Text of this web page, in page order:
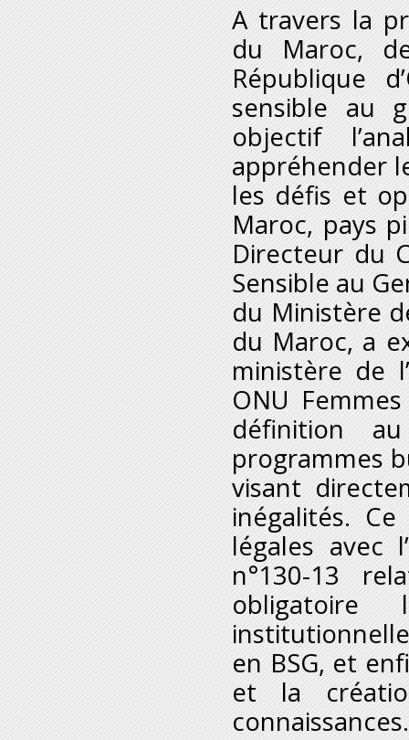
A travers la
du Maroc,
République
sensible au
objectif
appréhender
les défis et
Maroc, pays
Directeur du
Sensible au
du Ministère
du Maroc, a
ministère de
ONU
définition
programmes
visant
inégalités.
légales avec
n°130-13
en BSG, et
et la
connaissances.